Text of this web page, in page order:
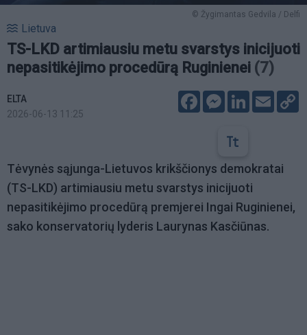
© Žygimantas Gedvila / Delfi
Lietuva
TS-LKD artimiausiu metu svarstys inicijuoti
nepasitikėjimo procedūrą Ruginienei (7)
ELTA
2026-06-13 11:25
FacebookMessenger
LinkedIn
Email
Tėvynės sąjunga-Lietuvos krikščionys demokratai
(TS-LKD) artimiausiu metu svarstys inicijuoti
nepasitikėjimo procedūrą premjerei Ingai Ruginienei,
sako konservatorių lyderis Laurynas Kasčiūnas.